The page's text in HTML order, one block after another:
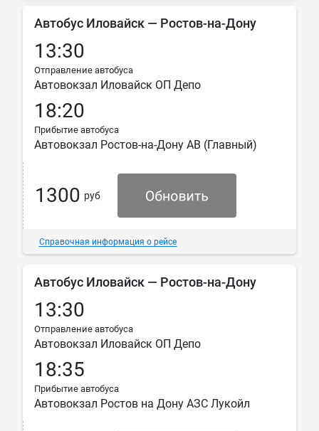
Автобус Иловайск — Ростов-на-Дону
13:30
Отправление автобуса
Автовокзал Иловайск ОП Депо
18:20
Прибытие автобуса
Автовокзал Ростов-на-Дону АВ (Главный)
1300 руб
Справочная информация о рейсе
Автобус Иловайск — Ростов-на-Дону
13:30
Отправление автобуса
Автовокзал Иловайск ОП Депо
18:35
Прибытие автобуса
Автовокзал Ростов на Дону АЗС Лукойл